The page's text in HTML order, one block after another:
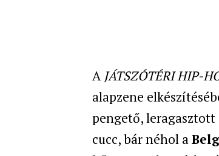
A JÁTSZÓTÉRI HIP-
alapzene
pengető, leragasztott
cucc, bár néhol a